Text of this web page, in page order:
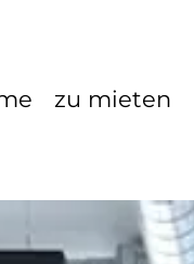
zu mieten